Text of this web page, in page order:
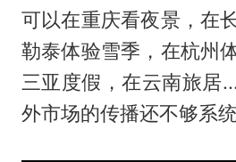
可以在重庆看夜景，在
勒泰体验雪季，在杭州
三亚度假，在云南旅居
外市场的传播还不够系统